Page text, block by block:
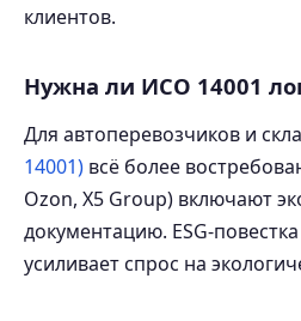
клиентов.
Нужна ли ИСО 14001
Для автоперевозчиков и
14001) всё более
Ozon, X5 Group) включают
документацию. ESG-
усиливает спрос на